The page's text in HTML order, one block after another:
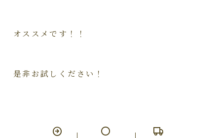
オススメです！！
是非お試しください！